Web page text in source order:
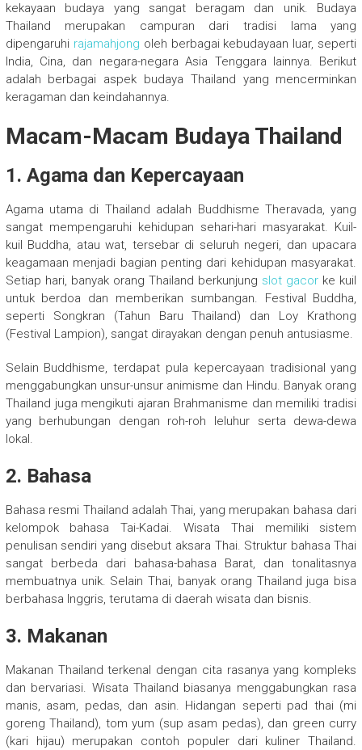
kekayaan budaya yang sangat beragam dan unik. Budaya
Thailand merupakan campuran dari tradisi lama yang
dipengaruhi rajamahjong oleh berbagai kebudayaan luar, seperti
India, Cina, dan negara-negara Asia Tenggara lainnya. Berikut
adalah berbagai aspek budaya Thailand yang mencerminkan
keragaman dan keindahannya.
Macam-Macam Budaya Thailand
1. Agama dan Kepercayaan
Agama utama di Thailand adalah Buddhisme Theravada, yang
sangat mempengaruhi kehidupan sehari-hari masyarakat. Kuil-
kuil Buddha, atau wat, tersebar di seluruh negeri, dan upacara
keagamaan menjadi bagian penting dari kehidupan masyarakat.
Setiap hari, banyak orang Thailand berkunjung slot gacor ke kuil
untuk berdoa dan memberikan sumbangan. Festival Buddha,
seperti Songkran (Tahun Baru Thailand) dan Loy Krathong
(Festival Lampion), sangat dirayakan dengan penuh antusiasme.
Selain Buddhisme, terdapat pula kepercayaan tradisional yang
menggabungkan unsur-unsur animisme dan Hindu. Banyak orang
Thailand juga mengikuti ajaran Brahmanisme dan memiliki tradisi
yang berhubungan dengan roh-roh leluhur serta dewa-dewa
lokal.
2. Bahasa
Bahasa resmi Thailand adalah Thai, yang merupakan bahasa dari
kelompok bahasa Tai-Kadai. Wisata Thai memiliki sistem
penulisan sendiri yang disebut aksara Thai. Struktur bahasa Thai
sangat berbeda dari bahasa-bahasa Barat, dan tonalitasnya
membuatnya unik. Selain Thai, banyak orang Thailand juga bisa
berbahasa Inggris, terutama di daerah wisata dan bisnis.
3. Makanan
Makanan Thailand terkenal dengan cita rasanya yang kompleks
dan bervariasi. Wisata Thailand biasanya menggabungkan rasa
manis, asam, pedas, dan asin. Hidangan seperti pad thai (mi
goreng Thailand), tom yum (sup asam pedas), dan green curry
(kari hijau) merupakan contoh populer dari kuliner Thailand.